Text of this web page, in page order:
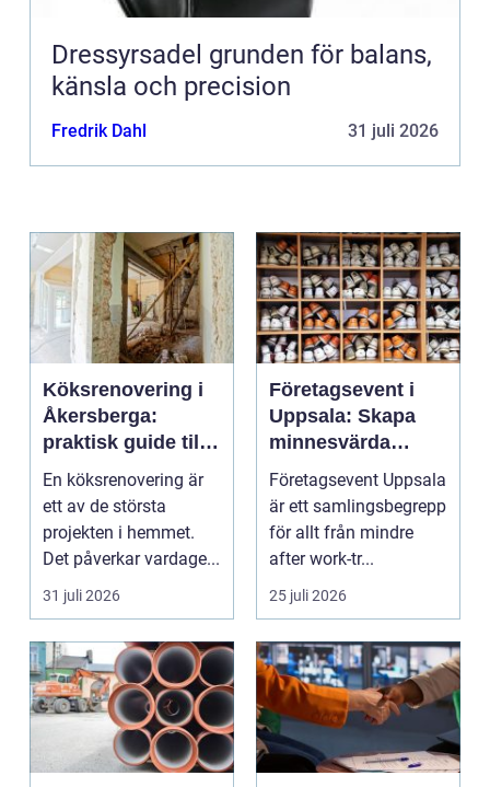
Dressyrsadel grunden för balans,
känsla och precision
Fredrik Dahl 31 juli 2026
Köksrenovering i
Åkersberga:
praktisk guide till
ett smartare kök
En köksrenovering är
ett av de största
projekten i hemmet.
Det påverkar vardage...
31 juli 2026
Företagsevent i
Uppsala: Skapa
minnesvärda
möten som bygger
starkare team
Företagsevent Uppsala
är ett samlingsbegrepp
för allt från mindre
after work-tr...
25 juli 2026